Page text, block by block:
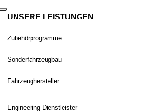
UNSERE LEISTUNGEN
Zubehörprogramme
Sonderfahrzeugbau
Fahrzeughersteller
Engineering Dienstleister